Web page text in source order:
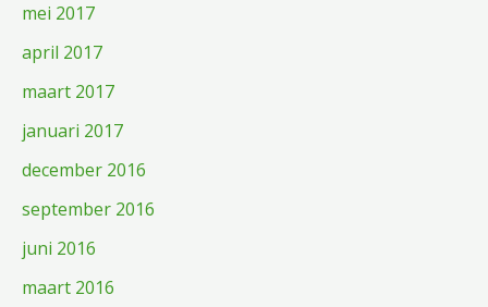
mei 2017
april 2017
maart 2017
januari 2017
december 2016
september 2016
juni 2016
maart 2016